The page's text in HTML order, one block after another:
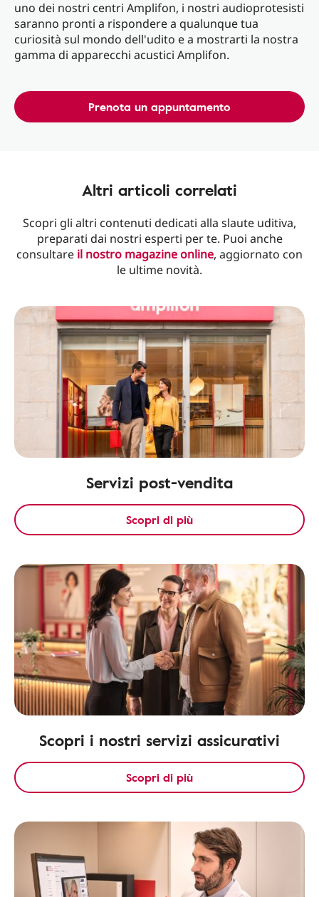
uno dei nostri centri Amplifon, i nostri audioprotesisti
saranno pronti a rispondere a qualunque tua
curiosità sul mondo dell'udito e a mostrarti la nostra
gamma di apparecchi acustici Amplifon.
Prenota un appuntamento
Altri articoli correlati
Scopri gli altri contenuti dedicati alla slaute uditiva,
preparati dai nostri esperti per te. Puoi anche
consultare il nostro magazine online, aggiornato con
le ultime novità.
Servizi post-vendita
Scopri di più
Scopri i nostri servizi assicurativi
Scopri di più